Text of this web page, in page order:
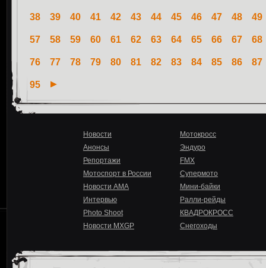
38 39 40 41 42 43 44 45 46 47 48 49
57 58 59 60 61 62 63 64 65 66 67 68
76 77 78 79 80 81 82 83 84 85 86 87
95
Новости
Анонсы
Репортажи
Мотоспорт в России
Новости AMA
Интервью
Photo Shoot
Новости MXGP
Мотокросс
Эндуро
FMX
Супермото
Мини-байки
Ралли-рейды
КВАДРОКРОСС
Снегоходы